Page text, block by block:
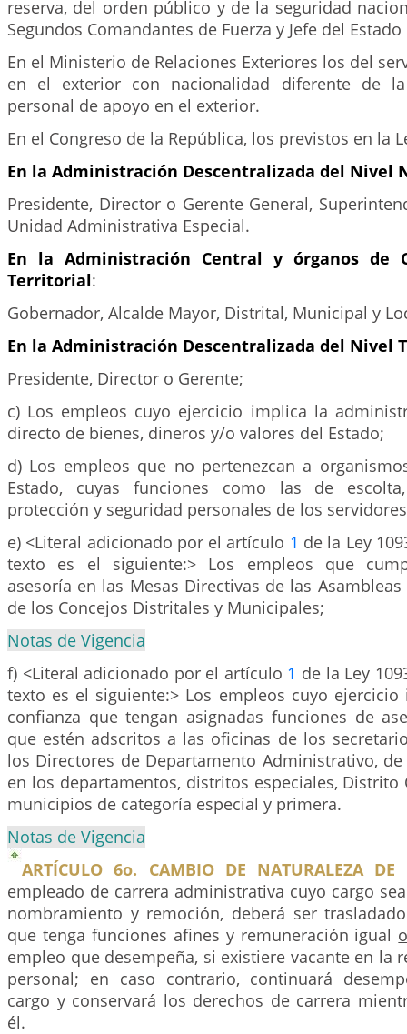
reserva, del orden público y de la seguridad
Segundos Comandantes de Fuerza y Jefe del
En el Ministerio de Relaciones Exteriores los del
en el exterior con nacionalidad diferente de
personal de apoyo en el exterior.
En el Congreso de la República, los previstos en la
En la Administración Descentralizada del Nivel
Presidente, Director o Gerente General,
Unidad Administrativa Especial.
En la Administración Central y órganos de
Territorial:
Gobernador, Alcalde Mayor, Distrital, Municipal y
En la Administración Descentralizada del Nivel
Presidente, Director o Gerente;
c) Los empleos cuyo ejercicio implica la
directo de bienes, dineros y/o valores del Estado;
d) Los empleos que no pertenezcan a
Estado, cuyas funciones como las de
protección y seguridad personales de los
e) <Literal adicionado por el artículo 1 de la Ley
texto es el siguiente:> Los empleos que
asesoría en las Mesas Directivas de las
de los Concejos Distritales y Municipales;
Notas de Vigencia
f) <Literal adicionado por el artículo 1 de la Ley
texto es el siguiente:> Los empleos cuyo
confianza que tengan asignadas funciones de
que estén adscritos a las oficinas de los
los Directores de Departamento Administrativo,
en los departamentos, distritos especiales,
municipios de categoría especial y primera.
Notas de Vigencia
ARTÍCULO 6o. CAMBIO DE NATURALEZA DE
empleado de carrera administrativa cuyo cargo
nombramiento y remoción, deberá ser
que tenga funciones afines y remuneración igual
empleo que desempeña, si existiere vacante en la
personal; en caso contrario, continuará
cargo y conservará los derechos de carrera
él.